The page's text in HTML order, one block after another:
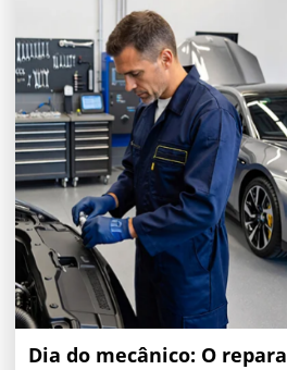
Dia do mecânico: O